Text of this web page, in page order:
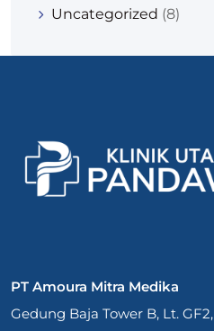
Uncategorized (8)
PT Amoura Mitra Medika
Gedung Baja Tower B, Lt. GF2,